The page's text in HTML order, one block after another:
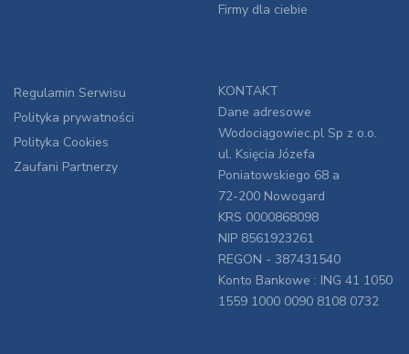
Firmy dla ciebie
Regulamin Serwisu
Polityka prywatności
Polityka Cookies
Zaufani Partnerzy
KONTAKT
Dane adresowe
Wodociągowiec.pl Sp z o.o.
ul. Księcia Józefa
Poniatowskiego 68 a
72-200 Nowogard
KRS 0000868098
NIP 8561923261
REGON - 387431540
Konto Bankowe : ING 41 1050
1559 1000 0090 8108 0732